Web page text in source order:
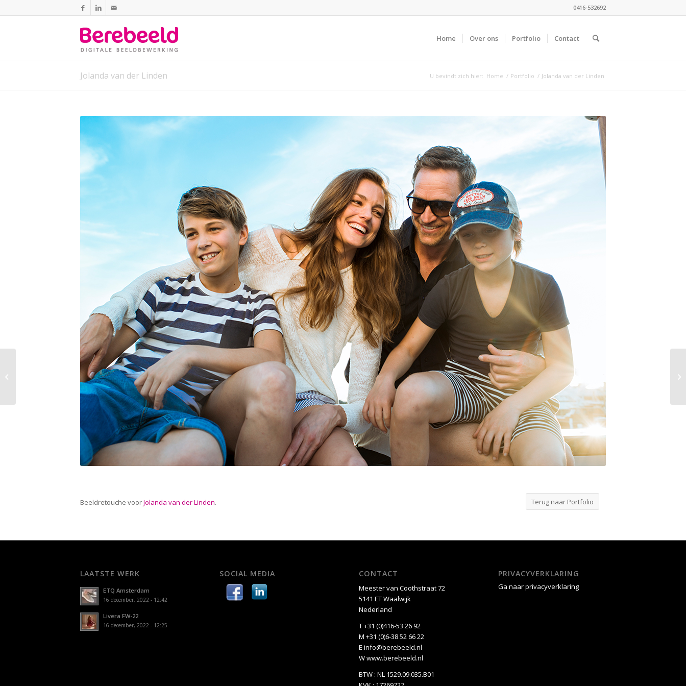
0416-532692
Home Over ons Portfolio Contact
Jolanda van der Linden U bevindt zich hier: Home / Portfolio / Jolanda van der Linden
Beeldretouche voorJolanda van der Linden. Terug naar Portfolio
LAATSTE WERK
ETQ Amsterdam
16 december, 2022 - 12:42
Livera FW-22
16 december, 2022 - 12:25
SOCIAL MEDIA CONTACT
Meester van Coothstraat 72
5141 ET Waalwijk
Nederland
T +31 (0)416-53 26 92
M +31 (0)6-38 52 66 22
E info@berebeeld.nl
Wwww.berebeeld.nl
BTW : NL 1529.09.035.B01
PRIVACYVERKLARING
Ga naar privacyverklaring